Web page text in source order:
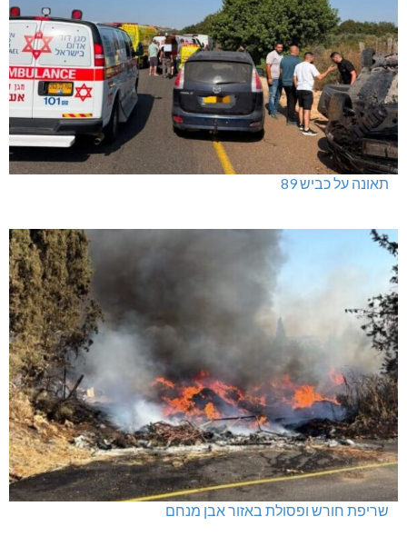
תאונה על כביש 89
שריפת חורש ופסולת באזור אבן מנחם